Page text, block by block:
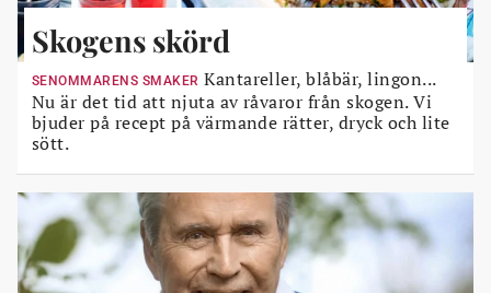
Skogens skörd
SENOMMARENS SMAKER Kantareller, blåbär, lingon...
Nu är det tid att njuta av råvaror från skogen. Vi
bjuder på recept på värmande rätter, dryck och lite
sött.